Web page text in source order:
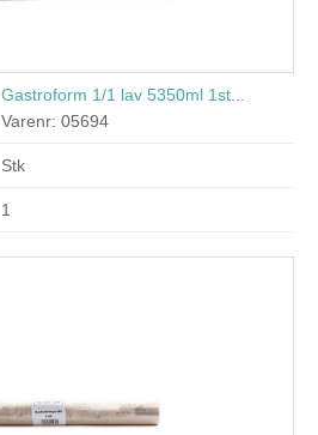
Gastroform 1/1 lav 5350ml 1st...
Varenr: 05694
Stk
1